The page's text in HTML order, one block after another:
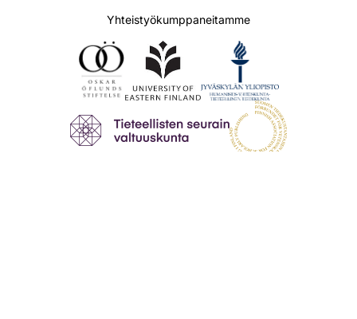
Yhteistyökumppaneitamme